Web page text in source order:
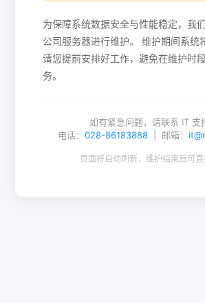
为保障系统数据安全与性能稳定，我
公司服务器进行维护。 维护期间系统
请您提前安排好工作，避免在维护时
务。
如有紧急问题，请联系 IT 支
电话： 028-86183888 | 邮箱：
页面将自动刷新，维护结束后可